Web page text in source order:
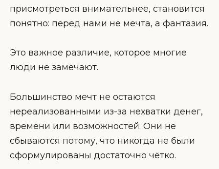
присмотреться внимательнее, становится
понятно: перед нами не мечта, а фантазия.
Это важное различие, которое многие
люди не замечают.
Большинство мечт не остаются
нереализованными из-за нехватки денег,
времени или возможностей. Они не
сбываются потому, что никогда не были
сформулированы достаточно чётко.